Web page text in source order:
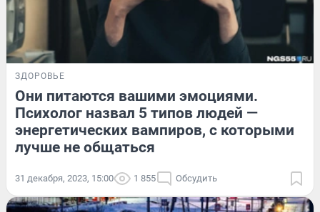
ЗДОРОВЬЕ
Они питаются вашими эмоциями.
Психолог назвал 5 типов людей —
энергетических вампиров, с которыми
лучше не общаться
31 декабря, 2023, 15:00 1 855 Обсудить